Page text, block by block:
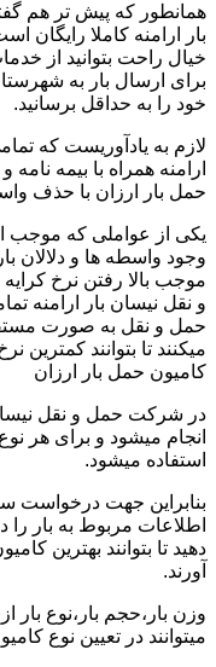
همانطور که پیش تر هم
بار ارامنه کاملا رایگان
خیال راحت بتوانید از
برای ارسال بار به
خود را به حداقل برسانید.
لازم به یادآوریست که
ارامنه همراه با بیمه نامه
حمل بار ارزان با حذف
یکی از عواملی که موجب
وجود واسطه ها و دلالان
موجب بالا رفتن نرخ
و نقل نیسان بار ارامنه
حمل و نقل به صورت
میکنند تا بتوانند کمترین
کامیون حمل بار ارزان
در شرکت حمل و نقل
انجام میشود و برای هر
استفاده میشود.
بنابراین جهت درخواست
اطلاعات مربوط به بار را
دهید تا بتوانند بهترین
آورند.
وزن بار،حجم بار،نوع بار
میتوانند در تعیین نوع